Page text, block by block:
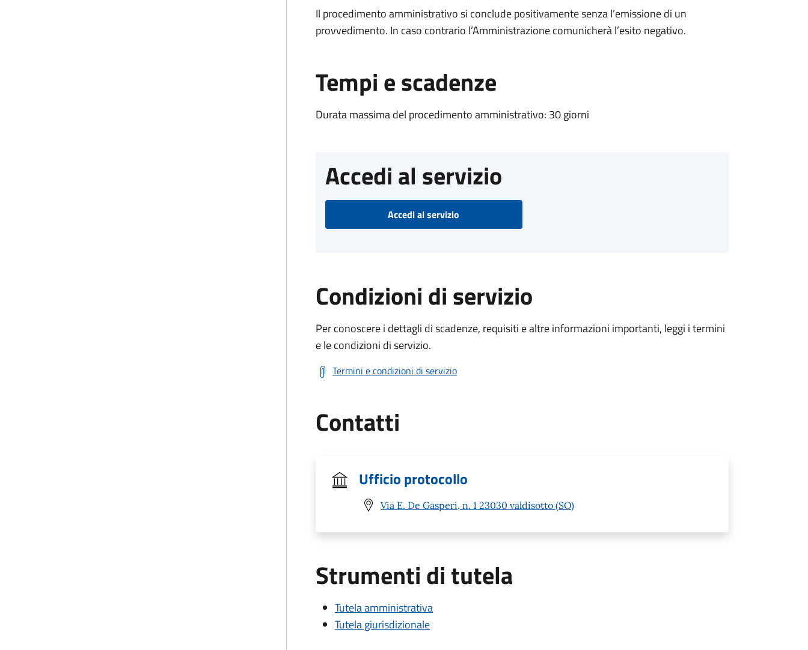
Il procedimento amministrativo si conclude positivamente senza l’emissione di un
provvedimento. In caso contrario l’Amministrazione comunicherà l’esito negativo.
Tempi e scadenze
Durata massima del procedimento amministrativo: 30 giorni
Accedi al servizio
Accedi al servizio
Condizioni di servizio
Per conoscere i dettagli di scadenze, requisiti e altre informazioni importanti, leggi i termini
e le condizioni di servizio.
Termini e condizioni di servizio
Contatti
Ufficio protocollo
Via E. De Gasperi, n. 1 23030 valdisotto (SO)
Strumenti di tutela
Tutela amministrativa
Tutela giurisdizionale